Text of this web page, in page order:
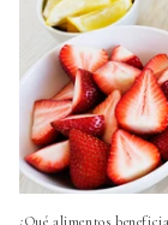
¿Qué alimentos